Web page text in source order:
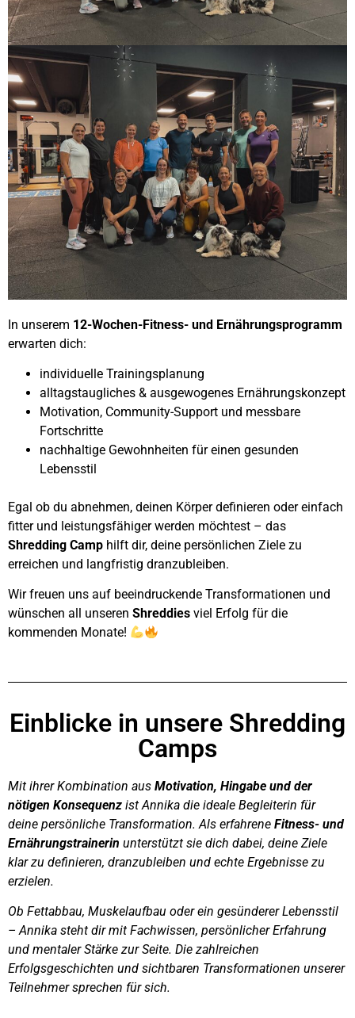
In unserem 12-Wochen-Fitness- und Ernährungsprogramm
erwarten dich:
individuelle Trainingsplanung
alltagstaugliches & ausgewogenes Ernährungskonzept
Motivation, Community-Support und messbare
Fortschritte
nachhaltige Gewohnheiten für einen gesunden
Lebensstil
Egal ob du abnehmen, deinen Körper definieren oder einfach
fitter und leistungsfähiger werden möchtest – das
Shredding Camp hilft dir, deine persönlichen Ziele zu
erreichen und langfristig dranzubleiben.
Wir freuen uns auf beeindruckende Transformationen und
wünschen all unseren Shreddies viel Erfolg für die
kommenden Monate!
Einblicke in unsere Shredding
Camps
Mit ihrer Kombination aus Motivation, Hingabe und der
nötigen Konsequenz ist Annika die ideale Begleiterin für
deine persönliche Transformation. Als erfahrene Fitness- und
Ernährungstrainerin unterstützt sie dich dabei, deine Ziele
klar zu definieren, dranzubleiben und echte Ergebnisse zu
erzielen.
Ob Fettabbau, Muskelaufbau oder ein gesünderer Lebensstil
– Annika steht dir mit Fachwissen, persönlicher Erfahrung
und mentaler Stärke zur Seite. Die zahlreichen
Erfolgsgeschichten und sichtbaren Transformationen unserer
Teilnehmer sprechen für sich.